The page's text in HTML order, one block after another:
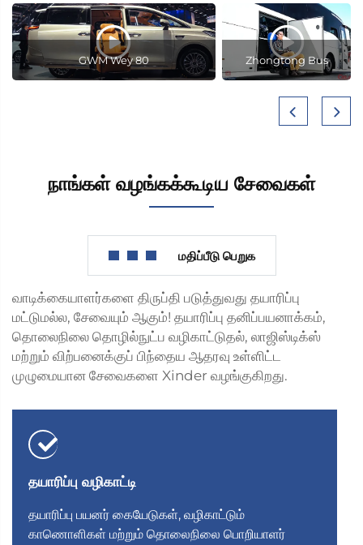
GWM Wey 80 Zhongtong Bus
நாங்கள் வழங்கக்கூடிய சேவைகள்
மதிப்பீடு பெறுக
வாடிக்கையாளர்களை திருப்தி படுத்துவது தயாரிப்பு
மட்டுமல்ல, சேவையும் ஆகும்! தயாரிப்பு தனிப்பயனாக்கம்,
தொலைநிலை தொழில்நுட்ப வழிகாட்டுதல், லாஜிஸ்டிக்ஸ்
மற்றும் விற்பனைக்குப் பிந்தைய ஆதரவு உள்ளிட்ட
முழுமையான சேவைகளை Xinder வழங்குகிறது.
தயாரிப்பு வழிகாட்டி
தயாரிப்பு பயனர் கையேடுகள், வழிகாட்டும்
காணொளிகள் மற்றும் தொலைநிலை பொறியாளர்